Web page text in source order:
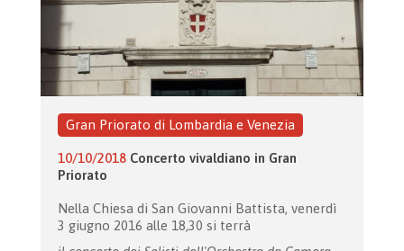
Gran Priorato di Lombardia e Venezia
10/10/2018 Concerto vivaldiano in Gran
Priorato
Nella Chiesa di San Giovanni Battista, venerdì
3 giugno 2016 alle 18,30 si terrà